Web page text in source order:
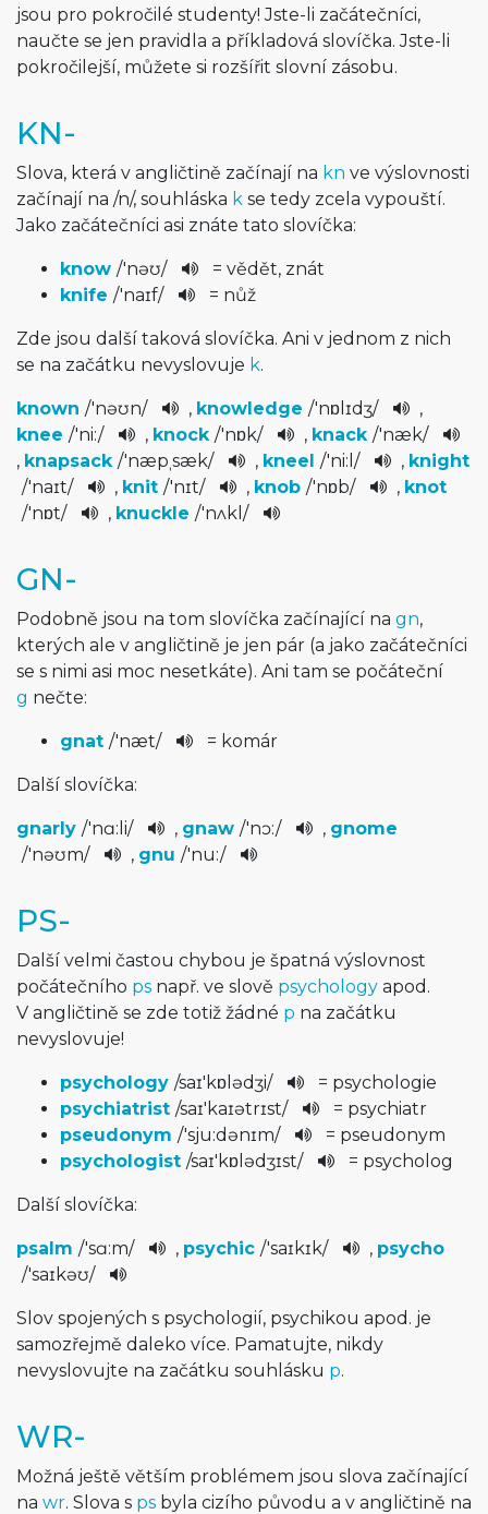
jsou pro pokročilé studenty! Jste-li začátečníci,
naučte se jen pravidla a příkladová slovíčka. Jste-li
pokročilejší, můžete si rozšířit slovní zásobu.
KN-
Slova, která v angličtině začínají na kn ve výslovnosti
začínají na /n/, souhláska k se tedy zcela vypouští.
Jako začátečníci asi znáte tato slovíčka:
know /'nəʊ/
= vědět, znát
knife /'naɪf/ = nůž
Zde jsou další taková slovíčka. Ani v jednom z nich
se na začátku nevyslovuje k.
known /'nəʊn/ , knowledge /'nɒlɪdʒ/
,
knee /'ni:/ , knock /'nɒk/ , knack /'næk/
, knapsack /'næpˌsæk/ , kneel /'ni:l / , knight
/'naɪt/ , knit /'nɪt/ , knob /'nɒb/ , knot
/'nɒt/ , knuckle /'nʌkl /
GN-
Podobně jsou na tom slovíčka začínající na gn,
kterých ale v angličtině je jen pár (a jako začátečníci
se s nimi asi moc nesetkáte). Ani tam se počáteční
g nečte:
gnat /'næt/ = komár
Další slovíčka:
gnarly /'nɑ:li/ , gnaw /'nɔ:/ , gnome
/'nəʊm/ , gnu /'nu:/
PS-
Další velmi častou chybou je špatná výslovnost
počátečního ps např. ve slově psychology apod.
V angličtině se zde totiž žádné p na začátku
nevyslovuje!
psychology /saɪ'kɒləd­ʒi/
= psychologie
psychiatrist /saɪ'kaɪətr­ɪst/
= psychiatr
pseudonym /'sju:dən­ɪm/
= pseudonym
psychologist /saɪ'kɒlədʒ­ɪst/ = psycholog
Další slovíčka:
psalm /'sɑ:m/ , psychic /'saɪk­ɪk/ , psycho
/'saɪkə­ʊ/
Slov spojených s psychologií, psychikou apod. je
samozřejmě daleko více. Pamatujte, nikdy
nevyslovujte na začátku souhlásku p.
WR-
Možná ještě větším problémem jsou slova začínající
na wr. Slova s ps byla cizího původu a v angličtině na